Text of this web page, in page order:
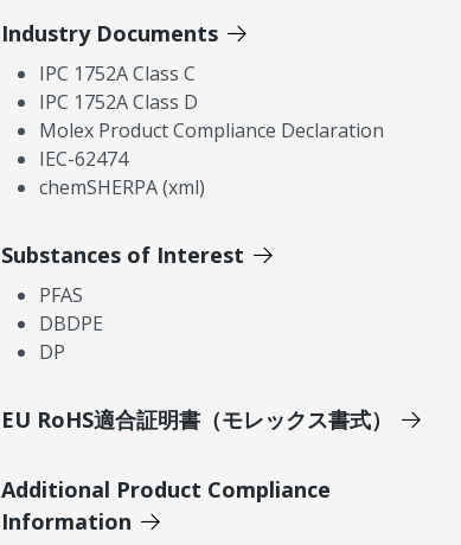
Industry Documents
IPC 1752A Class C
IPC 1752A Class D
Molex Product Compliance Declaration
IEC-62474
chemSHERPA (xml)
Substances of Interest
PFAS
DBDPE
DP
EU RoHS適合証明書（モレックス書式）
Additional Product Compliance
Information